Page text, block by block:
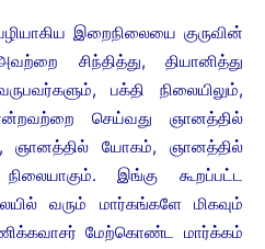
இறைநிலையை குருவின்
சிந்தித்து, தியானித்து
பக்தி நிலையிலும்,
செய்வது ஞானத்தில்
ஞானத்தில் யோகம், ஞானத்தில்
இங்கு கூறப்பட்ட
வரும் மார்கங்களே மிகவும்
மேற்கொண்ட மார்க்கம்